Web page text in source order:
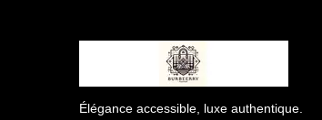
Élégance accessible, luxe authentique.